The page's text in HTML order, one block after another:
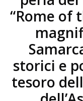
“Rome of
storici e
tesoro